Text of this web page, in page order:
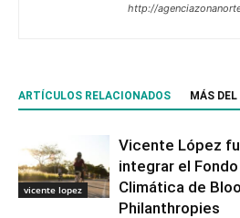
http://
ARTÍCULOS RELACIONADOS MÁS
vicente lopez
Vicente López
integrar el
Climática de
Philanthropies